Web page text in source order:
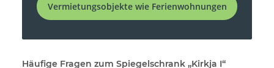
Vermietungsobjekte wie Ferienwohnungen
Häufige Fragen zum Spiegelschrank „Kirkja I“